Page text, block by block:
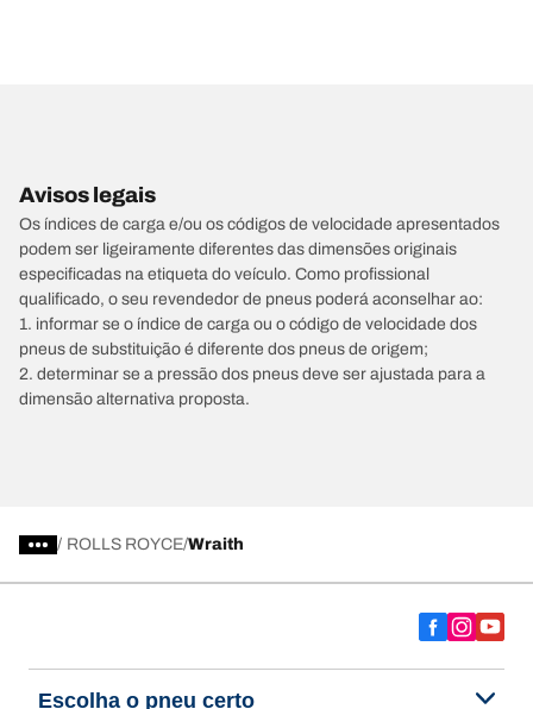
Avisos legais
Os índices de carga e/ou os códigos de velocidade apresentados
podem ser ligeiramente diferentes das dimensões originais
especificadas na etiqueta do veículo. Como profissional
qualificado, o seu revendedor de pneus poderá aconselhar ao:
1. informar se o índice de carga ou o código de velocidade dos
pneus de substituição é diferente dos pneus de origem;
2. determinar se a pressão dos pneus deve ser ajustada para a
dimensão alternativa proposta.
/ ROLLS ROYCE Wraith
Escolha o pneu certo